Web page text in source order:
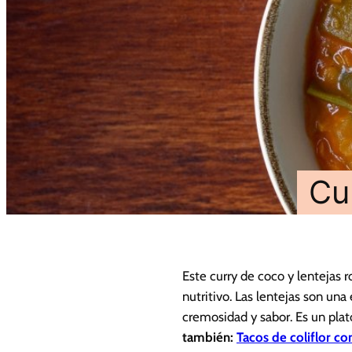
Este curry de coco y lentejas
nutritivo. Las lentejas son
cremosidad y sabor. Es un
también: Tacos de coliflor